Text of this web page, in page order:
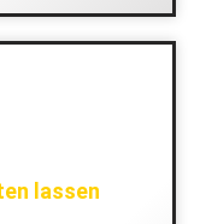
lassen